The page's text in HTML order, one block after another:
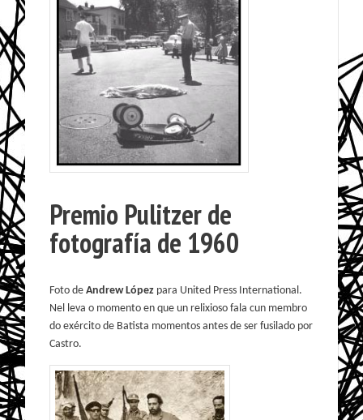
Premio Pulitzer de
fotografía de 1960
Foto de Andrew López para United Press International.
Nel leva o momento en que un relixioso fala cun membro
do exército de Batista momentos antes de ser fusilado por
Castro.